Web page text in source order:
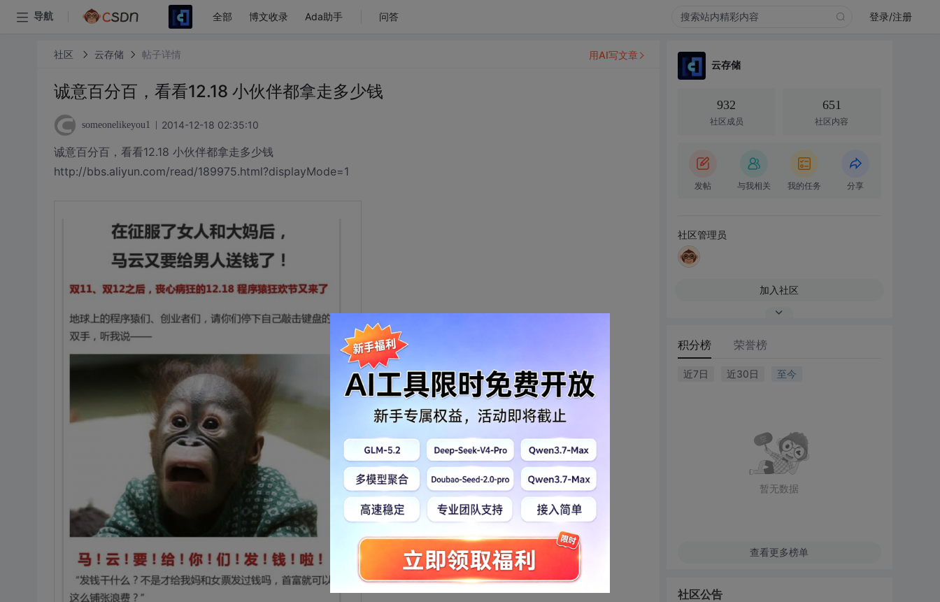
导航 全部 博文收录 Ada助手 问答 登录/注册
社区 云存储 帖子详情
诚意百分百，看看12.18 小伙伴都拿走多少钱
someonelikeyou1 2014-12-18 02:35:10
诚意百分百，看看12.18 小伙伴都拿走多少钱
http://bbs.aliyun.com/read/189975.html?displayMode=1
用AI写文章
云存储
932
社区成员
651
社区内容
发帖 与我相关 我的任务 分享
社区管理员
加入社区
积分榜 荣誉榜
近7日 近30日 至今
暂无数据
查看更多榜单
社区公告